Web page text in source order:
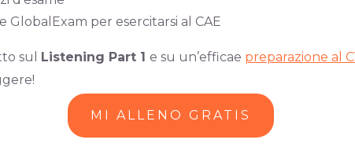
GlobalExam per esercitarsi al CAE
sul Listening Part 1 e su un’efficae preparazione al
MI ALLENO GRATIS